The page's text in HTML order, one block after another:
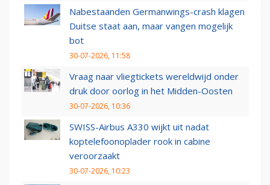
Nabestaanden Germanwings-crash klagen
Duitse staat aan, maar vangen mogelijk
bot
30-07-2026, 11:58
Vraag naar vliegtickets wereldwijd onder
druk door oorlog in het Midden-Oosten
30-07-2026, 10:36
SWISS-Airbus A330 wijkt uit nadat
koptelefoonoplader rook in cabine
veroorzaakt
30-07-2026, 10:23